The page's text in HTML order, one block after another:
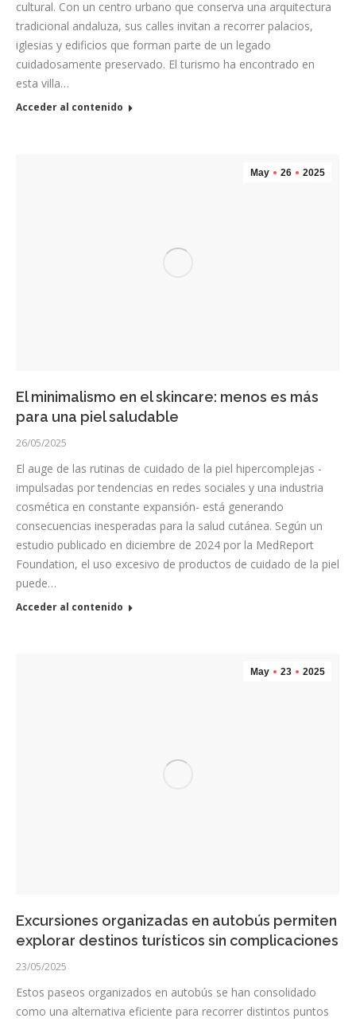
cultural. Con un centro urbano que conserva una arquitectura
tradicional andaluza, sus calles invitan a recorrer palacios,
iglesias y edificios que forman parte de un legado
cuidadosamente preservado. El turismo ha encontrado en
esta villa…
Acceder al contenido
May 26 2025
El minimalismo en el skincare: menos es más
para una piel saludable
26/05/2025
El auge de las rutinas de cuidado de la piel hipercomplejas -
impulsadas por tendencias en redes sociales y una industria
cosmética en constante expansión- está generando
consecuencias inesperadas para la salud cutánea. Según un
estudio publicado en diciembre de 2024 por la MedReport
Foundation, el uso excesivo de productos de cuidado de la piel
puede…
Acceder al contenido
May 23 2025
Excursiones organizadas en autobús permiten
explorar destinos turísticos sin complicaciones
23/05/2025
Estos paseos organizados en autobús se han consolidado
como una alternativa eficiente para recorrer distintos puntos